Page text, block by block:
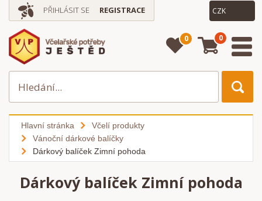
PŘIHLÁSIT SE REGISTRACE
0 0
Hlavní stránka
Včelí produkty
Vánoční dárkové balíčky
Dárkový balíček Zimní pohoda
Dárkový balíček Zimní pohoda